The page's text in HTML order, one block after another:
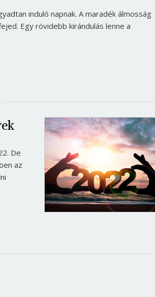
induló napnak. A maradék álmosság
Egy rövidebb kirándulás lenne a
De
az